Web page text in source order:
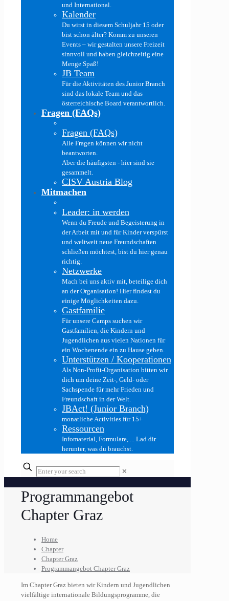
und International.
Kalender
Du wirst in diesem Schuljahr 15 oder
bist schon älter? Komm zu unseren
Events – wir gestalten unsere Freizeit
sinnvoll und haben gleichzeitig eine
Menge Spaß!
JB Team
Für die Aktivitäten des Junior Branch
sind das lokale Team und das
österreichische Board verantwortlich.
Fragen (FAQs)
Fragen (FAQs)
Alle Fragen können wir nicht
beantworten.
Aber die häufigsten - hier sind sie
gesammelt.
CISV Austria Blog
Mitmachen
Leader: in werden
Wenn du Freude und Begeisterung in
der Arbeit mit und für Kinder verspürst
und weltweit neue Freundschaften
schließen möchtest, bist du hier genau
richtig.
Netzwerke
Mach bei uns aktiv mit, beteilige dich
an der Organisation! Hier findest du
einige Möglichkeiten dazu.
Gastfamilie
Für unsere Camps suchen wir
Gastfamilien, die Kindern und
Jugendlichen aus vielen Nationen für
ein Wochenende ein zu Hause geben.
Unterstützen / Kooperationen
Als Non-Profit-Organisation bitten wir
dich um deine Zeit-, Geld- oder
Sachspende für mehr Frieden und
Freundschaft in der Welt.
JBAct! (Junior Branch)
monatliche Activities für 15+
Ressourcen
Infomaterial, Formulare, ... Lad dir
herunter, was du brauchst.
✕
Programmangebot
Chapter Graz
Home
Chapter
Chapter Graz
Programmangebot Chapter Graz
Im Chapter Graz bieten wir Kindern und Jugendlichen
vielfältige internationale Bildungsprogramme, die